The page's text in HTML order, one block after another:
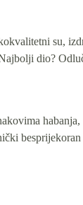
su,
dio?